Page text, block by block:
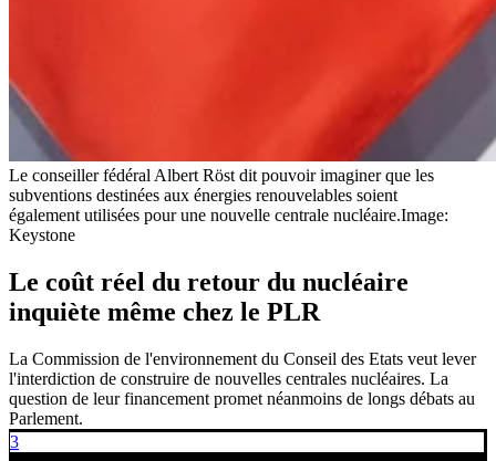
Le conseiller fédéral Albert Röst dit pouvoir imaginer que les
subventions destinées aux énergies renouvelables soient
également utilisées pour une nouvelle centrale nucléaire.Image:
Keystone
Le coût réel du retour du nucléaire
inquiète même chez le PLR
La Commission de l'environnement du Conseil des Etats veut lever
l'interdiction de construire de nouvelles centrales nucléaires. La
question de leur financement promet néanmoins de longs débats au
Parlement.
3